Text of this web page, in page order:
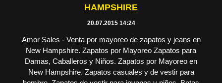
HAMPSHIRE
20.07.2015 14:24
Amor Sales - Venta por mayoreo de zapatos y jeans en
New Hampshire. Zapatos por Mayoreo Zapatos para
Damas, Caballeros y Niños. Zapatos por Mayoreo en
New Hampshire. Zapatos casuales y de vestir para